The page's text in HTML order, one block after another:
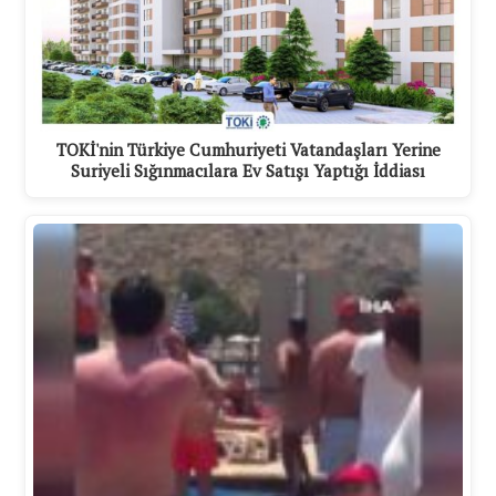
TOKİ'nin Türkiye Cumhuriyeti Vatandaşları Yerine
Suriyeli Sığınmacılara Ev Satışı Yaptığı İddiası